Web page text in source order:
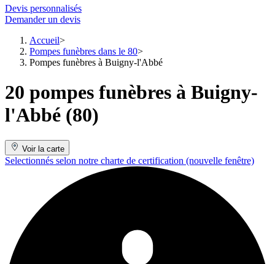
Devis personnalisés
Demander un devis
Accueil
Pompes funèbres dans le 80
Pompes funèbres à Buigny-l'Abbé
20 pompes funèbres à Buigny-
l'Abbé (80)
Voir la carte
Selectionnés selon notre charte de certification (nouvelle fenêtre)